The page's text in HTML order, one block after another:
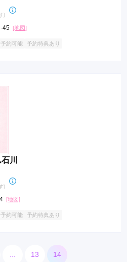
)
45 [地図]
約可能 予約特典あり
川
)
[地図]
約可能 予約特典あり
... 13 14